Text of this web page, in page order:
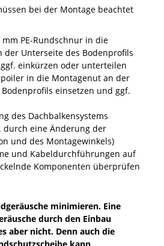
bei der Montage beachtet
PE­-Rundschnur in die
der Unterseite des Bodenprofils
einkürzen oder unterteilen
in die Montagenut an der
einsetzen und ggf.
des Dachbalkensystems
durch eine Änderung der
und des Montagewinkels)
und Kabeldurchführungen auf
Komponenten überprüfen
minimieren. Eine
durch den Einbau
aber nicht. Denn auch die